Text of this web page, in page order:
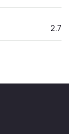
2.7